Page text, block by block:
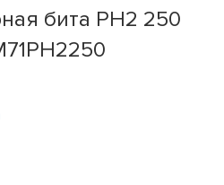
бита PH2 250